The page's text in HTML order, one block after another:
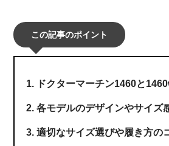
この記事のポイント
ドクターマーチン1460と
各モデルのデザインやサイズ
適切なサイズ選びや履き方の